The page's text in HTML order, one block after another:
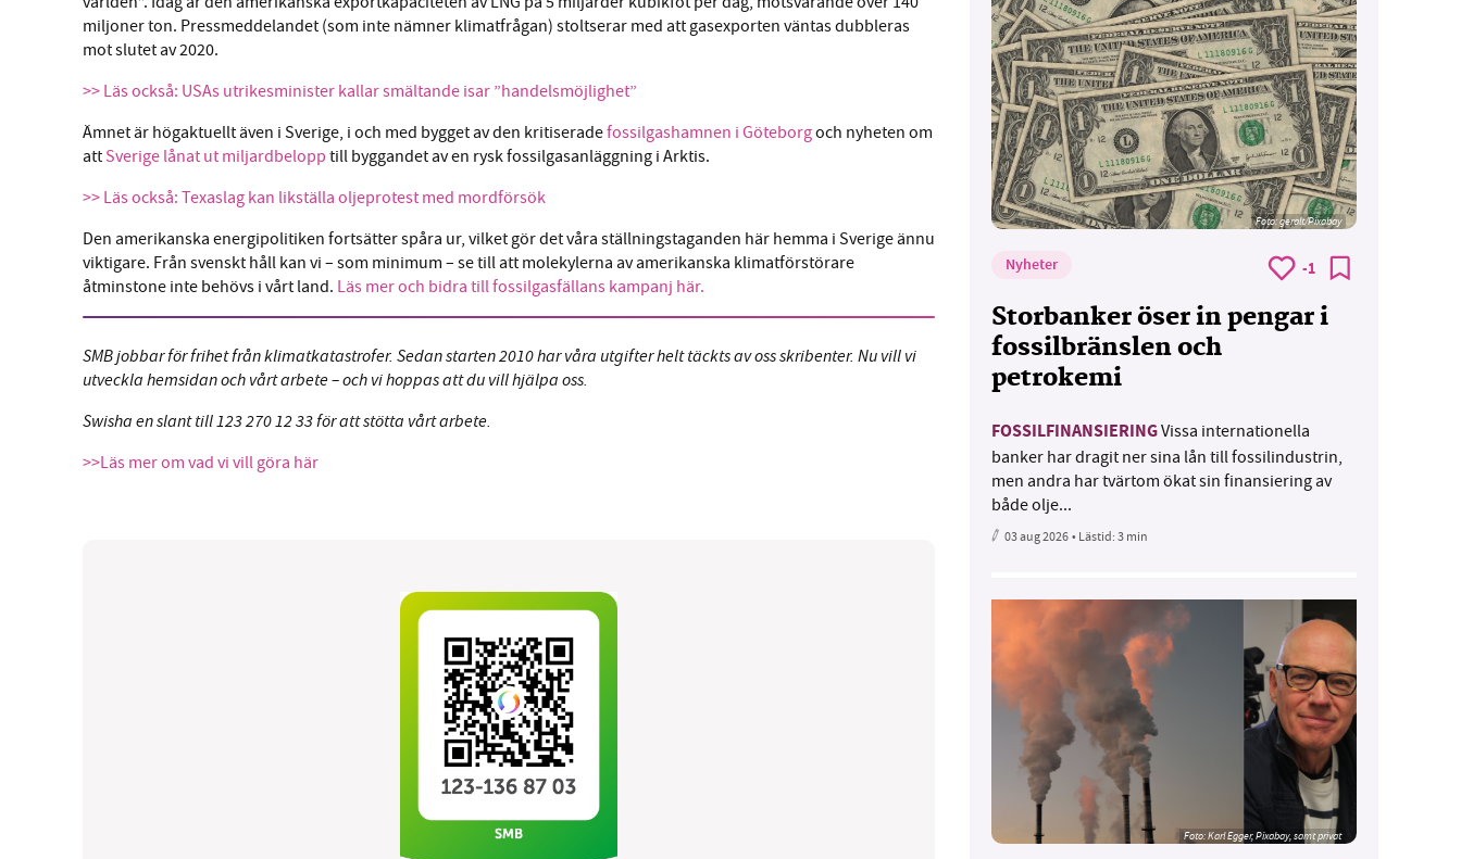
miljoner ton. Pressmeddelandet (som inte nämner klimatfrågan) stoltserar med att gasexporten väntas dubbleras
mot slutet av 2020.
>> Läs också: USAs utrikesminister kallar smältande isar ”handelsmöjlighet”
Ämnet är högaktuellt även i Sverige, i och med bygget av den kritiseradefossilgashamnen i Göteborgoch nyheten om
att Sverige lånat ut miljardbelopp till byggandet av en rysk fossilgasanläggning i Arktis.
>> Läs också: Texaslag kan likställa oljeprotest med mordförsök
Den amerikanska energipolitiken fortsätter spåra ur, vilket gör det våra ställningstaganden här hemma i Sverige ännu
viktigare. Från svenskt håll kan vi – som minimum – se till att molekylerna av amerikanska klimatförstörare
åtminstone inte behövs i vårt land. Läs mer och bidra till fossilgasfällans kampanj här.
SMB jobbar för frihet från klimatkatastrofer. Sedan starten 2010 har våra utgifter helt täckts av oss skribenter. Nu vill vi
utveckla hemsidan och vårt arbete – och vi hoppas att du vill hjälpa oss.
Swisha en slant till 123 270 12 33 för att stötta vårt arbete.
>>Läs mer om vad vi vill göra här
Foto:geralt/Pixabay
Nyheter -1
Storbanker öser in pengar i
fossilbränslen och
petrokemi
FOSSILFINANSIERINGVissa internationella
banker har dragit ner sina lån till fossilindustrin,
men andra har tvärtom ökat sin finansiering av
både olje...
03 aug 2026• Lästid:3 min
Foto:Karl Egger, Pixabay, samt privat